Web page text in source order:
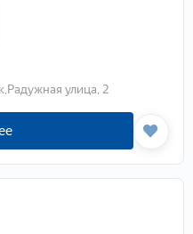
улица, 2